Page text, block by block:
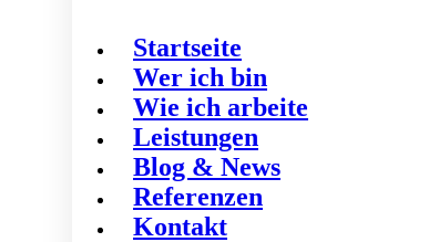
Startseite
Wer ich bin
Wie ich arbeite
Leistungen
Blog & News
Referenzen
Kontakt